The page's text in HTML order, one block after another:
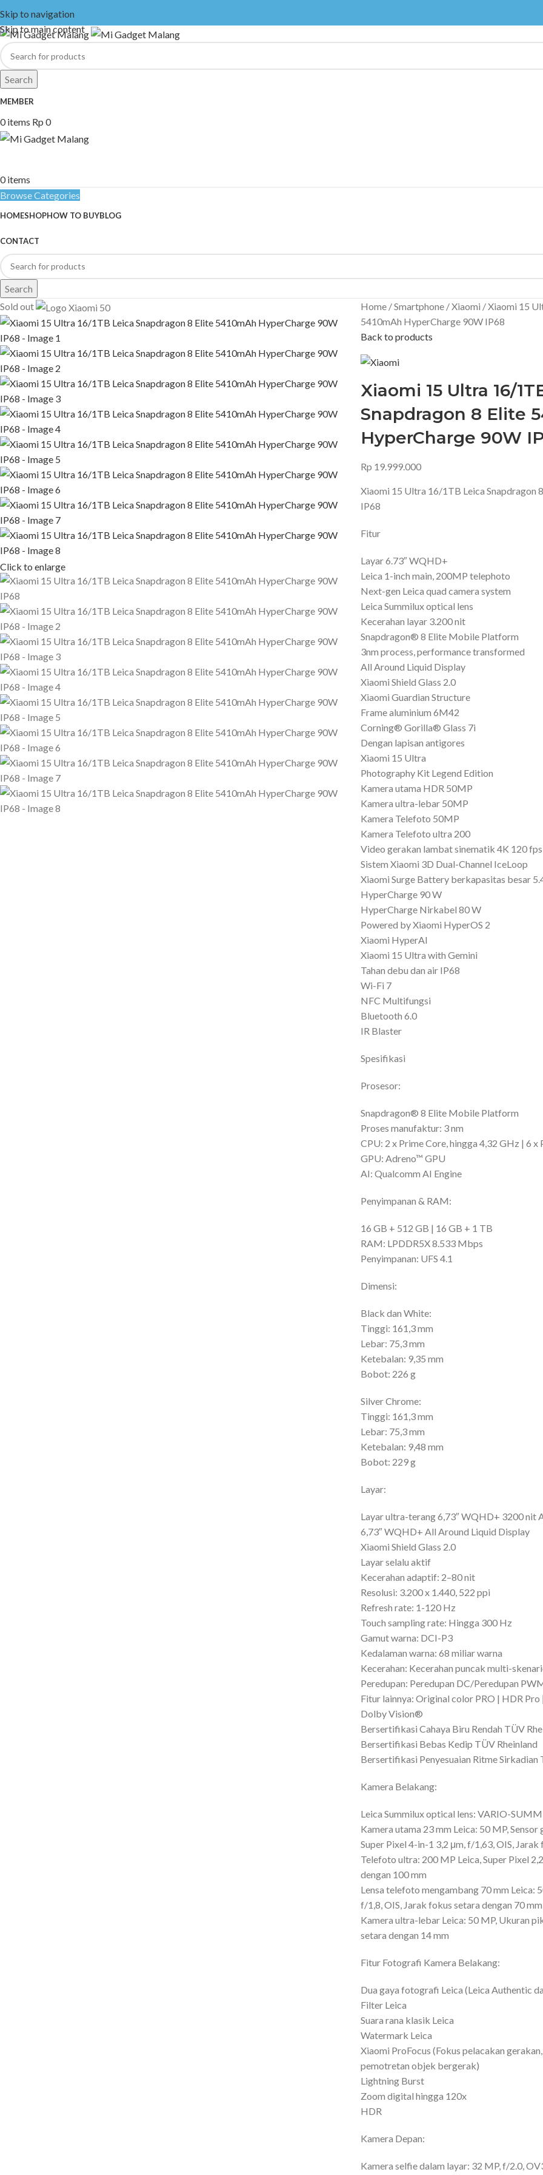
Skip to navigation
Skip to main content
Search
MEMBER
0items Rp 0
0items
Browse Categories
HOMESHOPHOW TO BUYBLOG
CONTACT
Search
Sold out
Click to enlarge
Home Smartphone Xiaomi
Xiaomi 15
5410mAh HyperCharge 90W IP68
Back to products
Xiaomi 15 Ultra 16/
Snapdragon 8 Elite
HyperCharge 90W
Rp 19.999.000
Xiaomi 15 Ultra 16/1TB Leica Snapdragon
IP68
Fitur
Layar 6.73″ WQHD+
Leica 1-inch main, 200MP telephoto
Next-gen Leica quad camera system
Leica Summilux optical lens
Kecerahan layar 3.200 nit
Snapdragon® 8 Elite Mobile Platform
3nm process, performance transformed
All Around Liquid Display
Xiaomi Shield Glass 2.0
Xiaomi Guardian Structure
Frame aluminium 6M42
Corning® Gorilla® Glass 7i
Dengan lapisan antigores
Xiaomi 15 Ultra
Photography Kit Legend Edition
Kamera utama HDR 50MP
Kamera ultra-lebar 50MP
Kamera Telefoto 50MP
Kamera Telefoto ultra 200
Video gerakan lambat sinematik 4K 120 fps
Sistem Xiaomi 3D Dual-Channel IceLoop
Xiaomi Surge Battery berkapasitas besar
HyperCharge 90 W
HyperCharge Nirkabel 80 W
Powered by Xiaomi HyperOS 2
Xiaomi HyperAI
Xiaomi 15 Ultra with Gemini
Tahan debu dan air IP68
Wi-Fi 7
NFC Multifungsi
Bluetooth 6.0
IR Blaster
Spesifikasi
Prosesor:
Snapdragon® 8 Elite Mobile Platform
Proses manufaktur: 3 nm
CPU: 2 x Prime Core, hingga 4,32 GHz | 6
GPU: Adreno™ GPU
AI: Qualcomm AI Engine
Penyimpanan & RAM:
16 GB + 512 GB | 16 GB + 1 TB
RAM: LPDDR5X 8.533 Mbps
Penyimpanan: UFS 4.1
Dimensi:
Black dan White:
Tinggi: 161,3 mm
Lebar: 75,3 mm
Ketebalan: 9,35 mm
Bobot: 226 g
Silver Chrome:
Tinggi: 161,3 mm
Lebar: 75,3 mm
Ketebalan: 9,48 mm
Bobot: 229 g
Layar:
Layar ultra-terang 6,73″ WQHD+ 3200 nit
6,73″ WQHD+ All Around Liquid Display
Xiaomi Shield Glass 2.0
Layar selalu aktif
Kecerahan adaptif: 2–80 nit
Resolusi: 3.200 x 1.440, 522 ppi
Refresh rate: 1-120 Hz
Touch sampling rate: Hingga 300 Hz
Gamut warna: DCI-P3
Kedalaman warna: 68 miliar warna
Kecerahan: Kecerahan puncak multi-
Peredupan: Peredupan DC/Peredupan
Fitur lainnya: Original color PRO | HDR
Dolby Vision®
Bersertifikasi Cahaya Biru Rendah TÜV
Bersertifikasi Bebas Kedip TÜV Rheinland
Bersertifikasi Penyesuaian Ritme Sirkadian
Kamera Belakang:
Leica Summilux optical lens: VARIO-
Kamera utama 23 mm Leica: 50 MP,
Super Pixel 4-in-1 3,2 μm, f/1,63, OIS,
Telefoto ultra: 200 MP Leica, Super Pixel
dengan 100 mm
Lensa telefoto mengambang 70 mm Leica:
f/1,8, OIS, Jarak fokus setara dengan 70 mm
Kamera ultra-lebar Leica: 50 MP, Ukuran
setara dengan 14 mm
Fitur Fotografi Kamera Belakang:
Dua gaya fotografi Leica (Leica Authentic
Filter Leica
Suara rana klasik Leica
Watermark Leica
Xiaomi ProFocus (Fokus pelacakan
pemotretan objek bergerak)
Lightning Burst
Zoom digital hingga 120x
HDR
Kamera Depan:
Kamera selfie dalam layar: 32 MP, f/2.0,